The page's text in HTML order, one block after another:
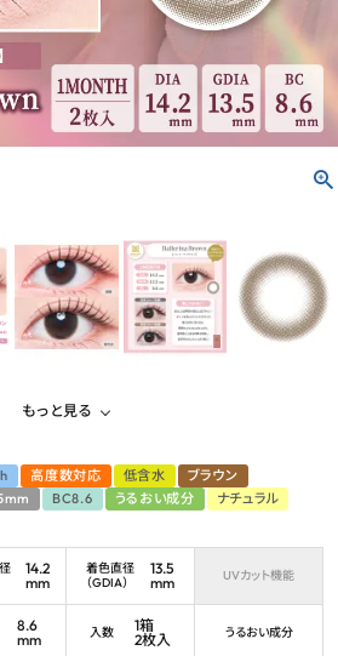
もっと見る
高度数対応 低含水
ブラウン
BC8.6 うるおい成分
ナチュラル
14.2
mm
着色直径
（GDIA）
13.5
mm
UVカット機能
8.6
mm
入数
1箱
2枚入
うるおい成分